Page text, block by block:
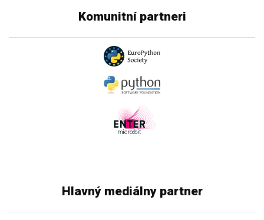
Komunitní partneri
Hlavný mediálny partner